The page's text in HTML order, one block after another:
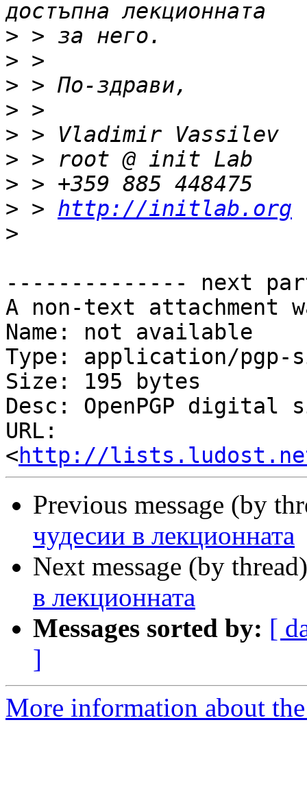
>
>
>
>
>
>
>
> > http://initlab.org
>
-------------- next
A non-text attachment
Name: not available
Type: application/pgp-
Size: 195 bytes
Desc: OpenPGP digital
URL:
<http://lists.ludost.net/
Previous message (by
чудесии в лекционната
Next message (by
в лекционната
Messages sorted by: [
]
More information about